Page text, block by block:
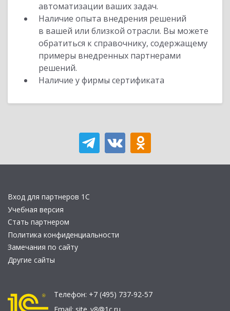
автоматизации ваших задач.
Наличие опыта внедрения решений
в вашей или близкой отрасли. Вы можете
обратиться к справочнику, содержащему
примеры внедренных партнерами
решений.
Наличие у фирмы сертификата
Вход для партнеров 1С
Учебная версия
Стать партнером
Политика конфиденциальности
Замечания по сайту
Другие сайты
Телефон: +7 (495) 737-92-57